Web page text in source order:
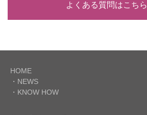
よくある質問はこちら
HOME
・NEWS
・KNOW HOW